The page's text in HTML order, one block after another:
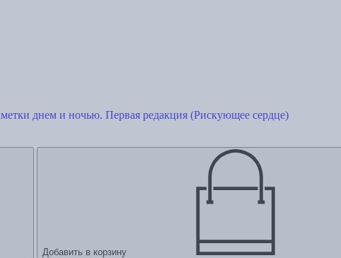
днем и ночью. Первая редакция (Рискующее сердце)
Добавить в корзину